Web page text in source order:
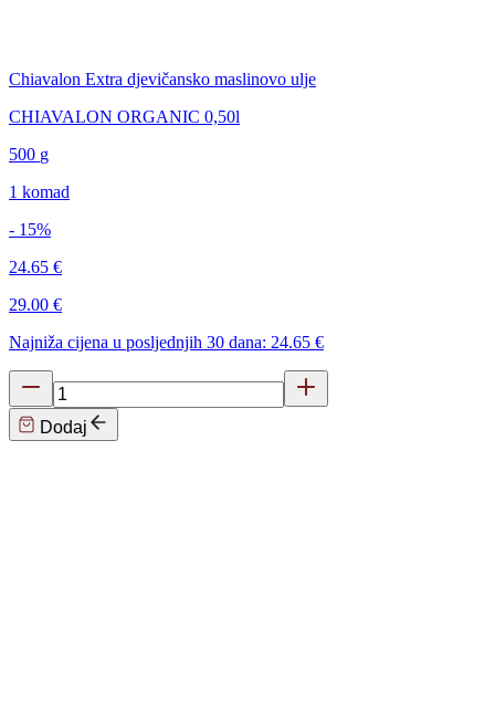
Chiavalon Extra djevičansko maslinovo ulje
CHIAVALON ORGANIC 0,50l
500 g
1 komad
- 15%
24.65 €
29.00 €
Najniža cijena u posljednjih 30 dana: 24.65 €
Dodaj